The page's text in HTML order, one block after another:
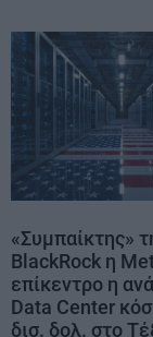
«Συμπαίκτης»
BlackRock η
επίκεντρο η
Data Center
δισ. δολ. στο